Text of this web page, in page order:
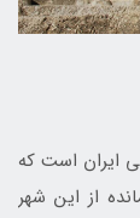
ایران است که
از این شهر